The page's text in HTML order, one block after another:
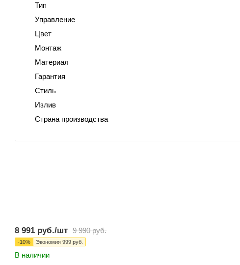
Тип
Управление
Цвет
Монтаж
Материал
Гарантия
Стиль
Излив
Страна производства
8 991 руб./шт 9 990руб.
-10% Экономия 999 руб.
В наличии